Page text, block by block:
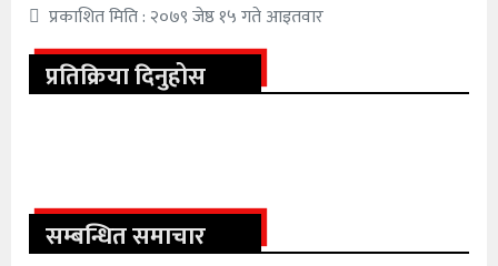
प्रकाशित मिति : २०७९ जेष्ठ १५ गते आइतवार
प्रतिक्रिया दिनुहोस
सम्बन्धित समाचार